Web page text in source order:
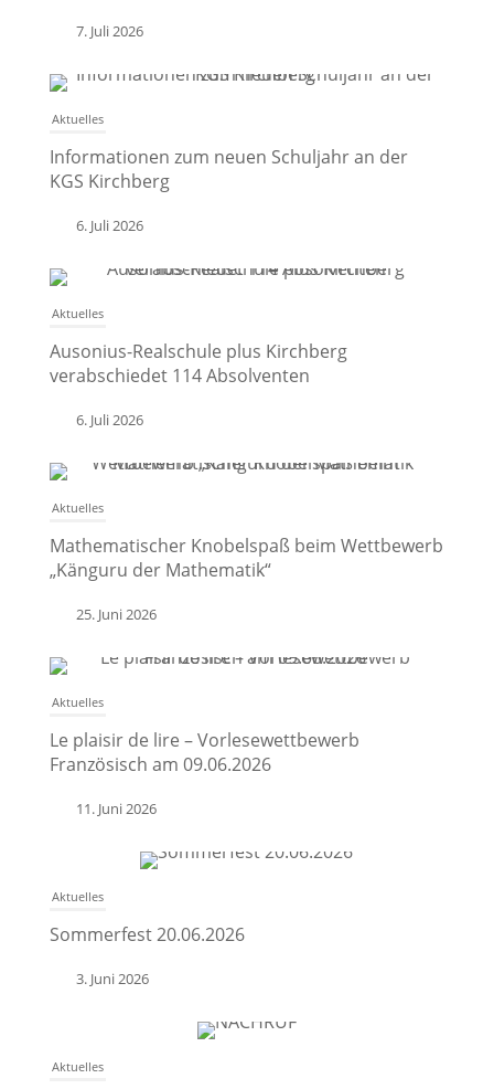
7. Juli 2026
Aktuelles
Informationen zum neuen Schuljahr an der
KGS Kirchberg
6. Juli 2026
Aktuelles
Ausonius-Realschule plus Kirchberg
verabschiedet 114 Absolventen
6. Juli 2026
Aktuelles
Mathematischer Knobelspaß beim Wettbewerb
„Känguru der Mathematik“
25. Juni 2026
Aktuelles
Le plaisir de lire – Vorlesewettbewerb
Französisch am 09.06.2026
11. Juni 2026
Aktuelles
Sommerfest 20.06.2026
3. Juni 2026
Aktuelles